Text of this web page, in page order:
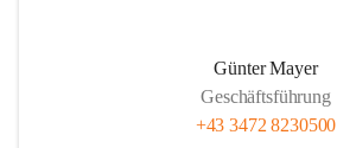
Günter Mayer
Geschäftsführung
+43 3472 8230500